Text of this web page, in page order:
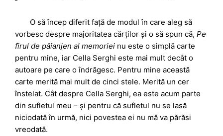
O să încep diferit față de modul în care aleg să
vorbesc despre majoritatea cărților și o să spun că,Pe
firul de păianjen al memoriei nu este o simplă carte
pentru mine, iar Cella Serghi este mai mult decât o
autoare pe care o îndrăgesc. Pentru mine această
carte merită mai mult de cinci stele. Merită un cer
înstelat. Cât despre Cella Serghi, ea este acum parte
din sufletul meu – și pentru că sufletul nu se lasă
niciodată în urmă, nici povestea ei nu mă va părăsi
vreodată.